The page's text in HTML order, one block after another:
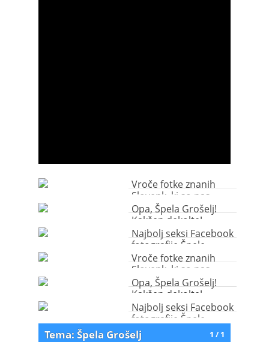
Vroče fotke znanih
Slovenk, ki so nas
ogrele to zimo
Opa, Špela Grošelj!
Kakšen dekolte!
Najbolj seksi Facebook
fotografije Špele
Grošelj
Vroče fotke znanih
Slovenk, ki so nas
ogrele to zimo
Opa, Špela Grošelj!
Kakšen dekolte!
Najbolj seksi Facebook
fotografije Špele
Grošelj
1 / 1
Tema: Špela Grošelj